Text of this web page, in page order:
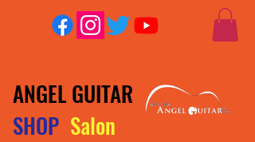
ANGEL GUITAR
SHOP Salon